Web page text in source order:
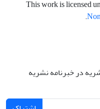
This work is licensed
.
در خبرنامه نشریه